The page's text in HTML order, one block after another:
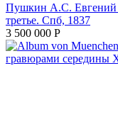
Пушкин А.С. Евгений
третье. Спб, 1837
3 500 000 Р